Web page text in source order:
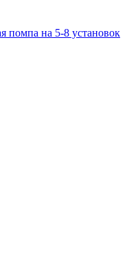
помпа на 5-8 установок